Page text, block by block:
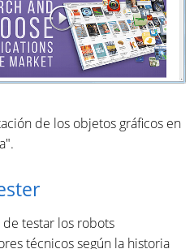
de los objetos gráficos en
testar los robots
técnicos según la historia